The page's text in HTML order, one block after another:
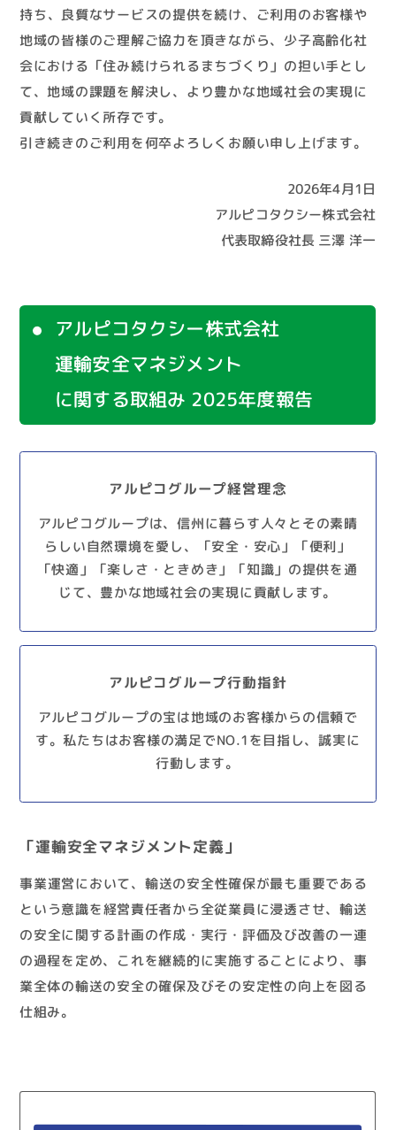
持ち、良質なサービスの提供を続け、ご利用のお客様や
地域の皆様のご理解ご協力を頂きながら、少子高齢化社
会における「住み続けられるまちづくり」の担い手とし
て、地域の課題を解決し、より豊かな地域社会の実現に
貢献していく所存です。
引き続きのご利用を何卒よろしくお願い申し上げます。
2026年4月1日
アルピコタクシー株式会社
代表取締役社長 三澤 洋一
アルピコタクシー株式会社
運輸安全マネジメント
に関する取組み 2025年度報告
アルピコグループ経営理念
アルピコグループは、信州に暮らす人々とその素晴
らしい自然環境を愛し、 「安全・安心」「便利」
「快適」 「楽しさ・ときめき」「知識」の提供を通
じて、 豊かな地域社会の実現に貢献します。
アルピコグループ行動指針
アルピコグループの宝は地域のお客様からの信頼で
す。 私たちはお客様の満足でNO.1を目指し、誠実に
行動します。
「運輸安全マネジメント定義」
事業運営において、輸送の安全性確保が最も重要である
という意識を経営責任者から全従業員に浸透させ、輸送
の安全に関する計画の作成・実行・評価及び改善の一連
の過程を定め、これを継続的に実施することにより、事
業全体の輸送の安全の確保及びその安定性の向上を図る
仕組み。